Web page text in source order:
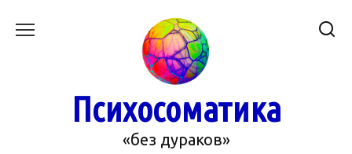
Психосоматика
«без дураков»